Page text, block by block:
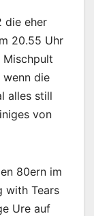
die eher
20.55 Uhr
Mischpult
wenn die
alles still
von
80ern im
with Tears
Ure auf